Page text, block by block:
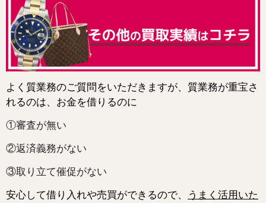
よく質業務のご質問をいただきますが、質業務が重宝さ
れるのは、お金を借りるのに
①審査が無い
②返済義務がない
③取り立て催促がない
安心して借り入れや売買ができるので、
うまく活用いた